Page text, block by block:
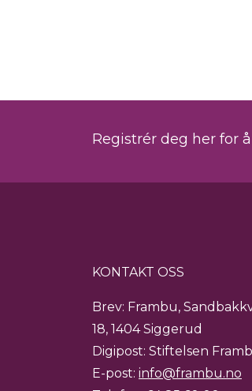
Registrér deg her for
KONTAKT OSS
Brev: Frambu,
18, 1404 Siggerud
Digipost: Stiftelsen
E-post: info@frambu.no